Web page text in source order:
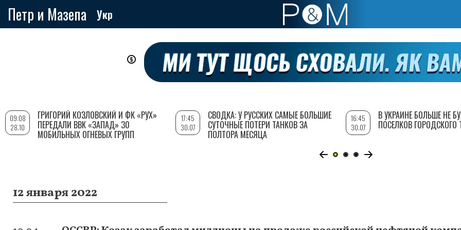
Петр и Мазепа Укр
12 января 2022
09:08
28.10
ГРИГОРИЙ КОЗЛОВСКИЙ И ФК «РУХ»
ПЕРЕДАЛИ ВВК «ЗАПАД» 30
МОБИЛЬНЫХ ОГНЕВЫХ ГРУПП
17:45
30.07
СВОДКА: У РУССКИХ САМЫЕ БОЛЬШИЕ
СУТОЧНЫЕ ПОТЕРИ ТАНКОВ ЗА
ПОЛТОРА МЕСЯЦА
16:45
30.07
В УКРАИНЕ БОЛЬШЕ НЕ
ПОСЕЛКОВ ГОРОДСКОГО